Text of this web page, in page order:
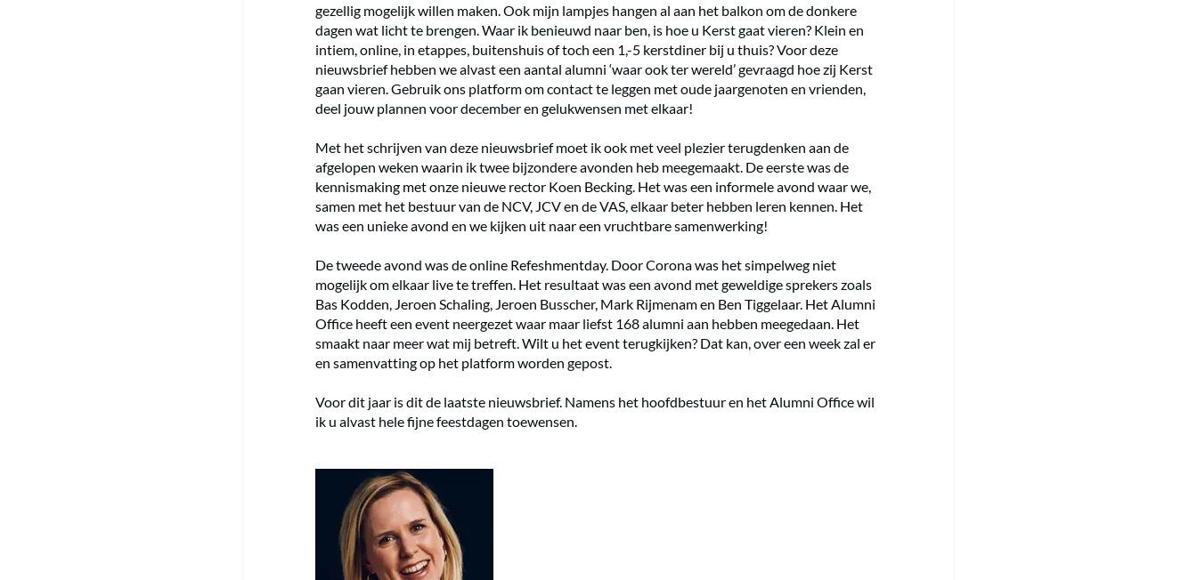
gezellig mogelijk willen maken. Ook mijn lampjes hangen al aan het balkon om de donkere
dagen wat licht te brengen. Waar ik benieuwd naar ben, is hoe u Kerst gaat vieren? Klein en
intiem, online, in etappes, buitenshuis of toch een 1,-5 kerstdiner bij u thuis? Voor deze
nieuwsbrief hebben we alvast een aantal alumni ‘waar ook ter wereld’ gevraagd hoe zij Kerst
gaan vieren. Gebruik ons platform om contact te leggen met oude jaargenoten en vrienden,
deel jouw plannen voor december en gelukwensen met elkaar!
Met het schrijven van deze nieuwsbrief moet ik ook met veel plezier terugdenken aan de
afgelopen weken waarin ik twee bijzondere avonden heb meegemaakt. De eerste was de
kennismaking met onze nieuwe rector Koen Becking. Het was een informele avond waar we,
samen met het bestuur van de NCV, JCV en de VAS, elkaar beter hebben leren kennen. Het
was een unieke avond en we kijken uit naar een vruchtbare samenwerking!
De tweede avond was de online Refeshmentday. Door Corona was het simpelweg niet
mogelijk om elkaar live te treffen. Het resultaat was een avond met geweldige sprekers zoals
Bas Kodden, Jeroen Schaling, Jeroen Busscher, Mark Rijmenam en Ben Tiggelaar. Het Alumni
Office heeft een event neergezet waar maar liefst 168 alumni aan hebben meegedaan. Het
smaakt naar meer wat mij betreft. Wilt u het event terugkijken? Dat kan, over een week zal er
en samenvatting op het platform worden gepost.
Voor dit jaar is dit de laatste nieuwsbrief. Namens het hoofdbestuur en het Alumni Office wil
ik u alvast hele fijne feestdagen toewensen.